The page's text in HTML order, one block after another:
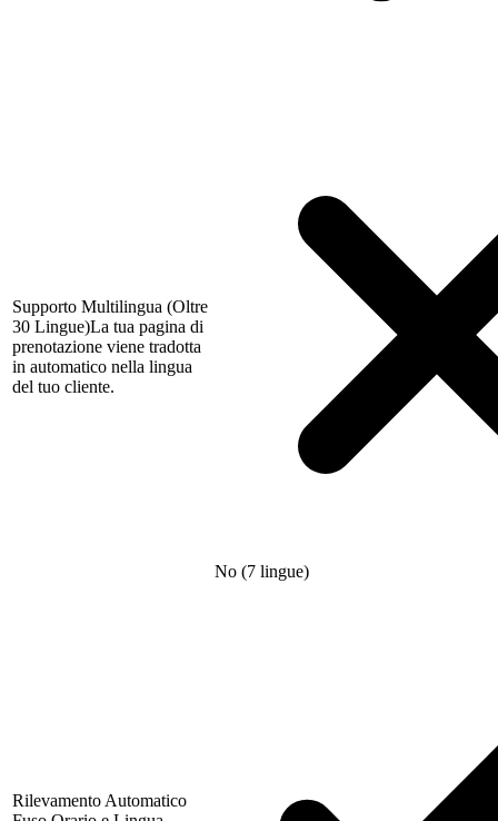
Supporto Multilingua (Oltre
30 Lingue)La tua pagina di
prenotazione viene tradotta
in automatico nella lingua
del tuo cliente.
No (7 lingue)
Rilevamento Automatico